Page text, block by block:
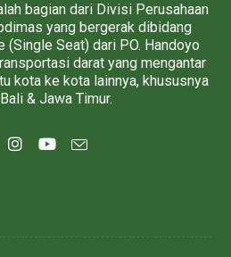
bagian dari Divisi Perusahaan
yang bergerak dibidang
(Single Seat) dari PO. Handoyo
darat yang mengantar
kota ke kota lainnya, khususnya
& Jawa Timur.